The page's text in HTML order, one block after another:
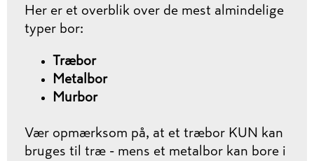
Her er et overblik over de mest almindelige
typer bor:
Træbor
Metalbor
Murbor
Vær opmærksom på, at et træbor KUN kan
bruges til træ - mens et metalbor kan bore i